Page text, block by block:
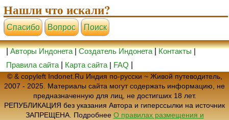
Нашли что искали?
Cпасибо Вопрос Поиск
|Авторы Индонета|Создатель Индонета|Контакты|
Правила сайта
Карта сайта | FAQ
© & copyleft Indonet.Ru Индия по-русски ~ Живой путеводитель,
2007 - 2025. Материалы сайта могут содержать информацию, не
предназначенную для лиц, не достигших 18 лет.
РЕПУБЛИКАЦИЯ без указания Автора и гиперссылки на источник
ЗАПРЕЩЕНА. Подробнее О правилах размещения и